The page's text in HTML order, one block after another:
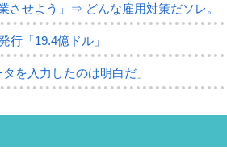
させよう」⇒ どんな雇用対策だソレ。
行「19.4億ドル」
を入力したのは明白だ」